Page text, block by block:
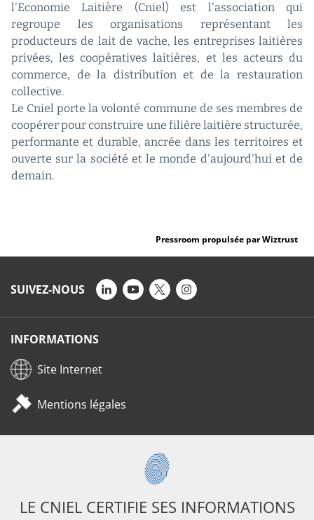
l'Economie Laitière (Cniel) est l'association qui
regroupe les organisations représentant les
producteurs de lait de vache, les entreprises laitières
privées, les coopératives laitières, et les acteurs du
commerce, de la distribution et de la restauration
collective.
Le Cniel porte la volonté commune de ses membres de
coopérer pour construire une filière laitière structurée,
performante et durable, ancrée dans les territoires et
ouverte sur la société et le monde d'aujourd'hui et de
demain.
Pressroom propulsée par Wiztrust
SUIVEZ-NOUS
INFORMATIONS
Site Internet
Mentions légales
LE CNIEL CERTIFIE SES INFORMATIONS